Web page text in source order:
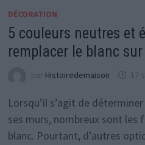
DÉCORATION
5 couleurs neutres et
remplacer le blanc
par Histoiredemaison 17
Lorsqu’il s’agit de
ses murs, nombreux sont les
blanc. Pourtant, d’autres